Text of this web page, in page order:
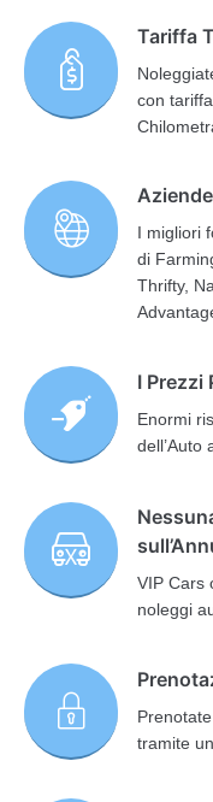
Tariffa
con
I migliori
di
Thrifty,
I Prezzi
Enormi
dell’Auto
VIP Cars
noleggi
tramite